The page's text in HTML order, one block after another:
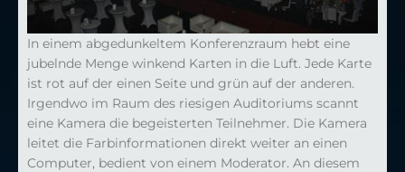
In einem abgedunkeltem Konferenzraum hebt eine
jubelnde Menge winkend Karten in die Luft. Jede Karte
ist rot auf der einen Seite und grün auf der anderen.
Irgendwo im Raum des riesigen Auditoriums scannt
eine Kamera die begeisterten Teilnehmer. Die Kamera
leitet die Farbinformationen direkt weiter an einen
Computer, bedient von einem Moderator. An diesem